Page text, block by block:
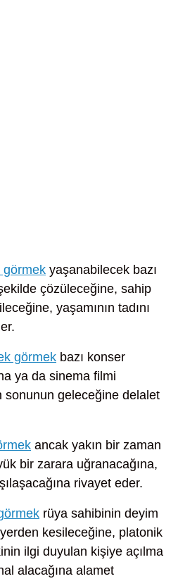
görmek yaşanabilecek bazı
çözüleceğine, sahip
yaşamının tadını
görmek bazı konser
ya da sinema filmi
sonunun geleceğine delalet
ancak yakın bir zaman
bir zarara uğranacağına,
rivayet eder.
rüya sahibinin deyim
kesileceğine, platonik
ilgi duyulan kişiye açılma
alacağına alamet